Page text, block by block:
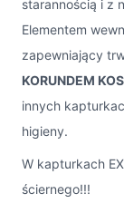
starannością i z
Elementem
zapewniający
KORUNDEM
innych
higieny.
W kapturkach
ściernego!!!